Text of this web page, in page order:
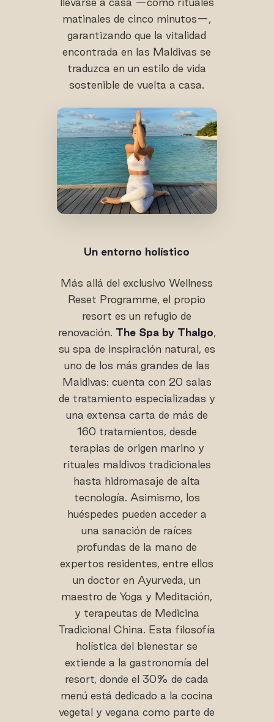
matinales de cinco minutos—,
garantizando que la vitalidad
encontrada en las Maldivas se
traduzca en un estilo de vida
sostenible de vuelta a casa.
Un entorno holístico
Más allá del exclusivo Wellness
Reset Programme, el propio
resort es un refugio de
renovación. The Spa by Thalgo,
su spa de inspiración natural, es
uno de los más grandes de las
Maldivas: cuenta con 20 salas
de tratamiento especializadas y
una extensa carta de más de
160 tratamientos, desde
terapias de origen marino y
rituales maldivos tradicionales
hasta hidromasaje de alta
tecnología. Asimismo, los
huéspedes pueden acceder a
una sanación de raíces
profundas de la mano de
expertos residentes, entre ellos
un doctor en Ayurveda, un
maestro de Yoga y Meditación,
y terapeutas de Medicina
Tradicional China. Esta filosofía
holística del bienestar se
extiende a la gastronomía del
resort, donde el 30% de cada
menú está dedicado a la cocina
vegetal y vegana como parte de